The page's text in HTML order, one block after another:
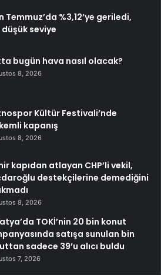
%3,12’ye geriledi,
seviye
bugün hava nasıl olacak?
8, 2026
Kültür Festivali’nde
kapanış
8, 2026
kapıdan atlayan CHP’li vekil,
destekçilerine demediğini
8, 2026
TOKİ’nin 20 bin konut
satışa sunulan bin
sadece 39’u alıcı buldu
7, 2026